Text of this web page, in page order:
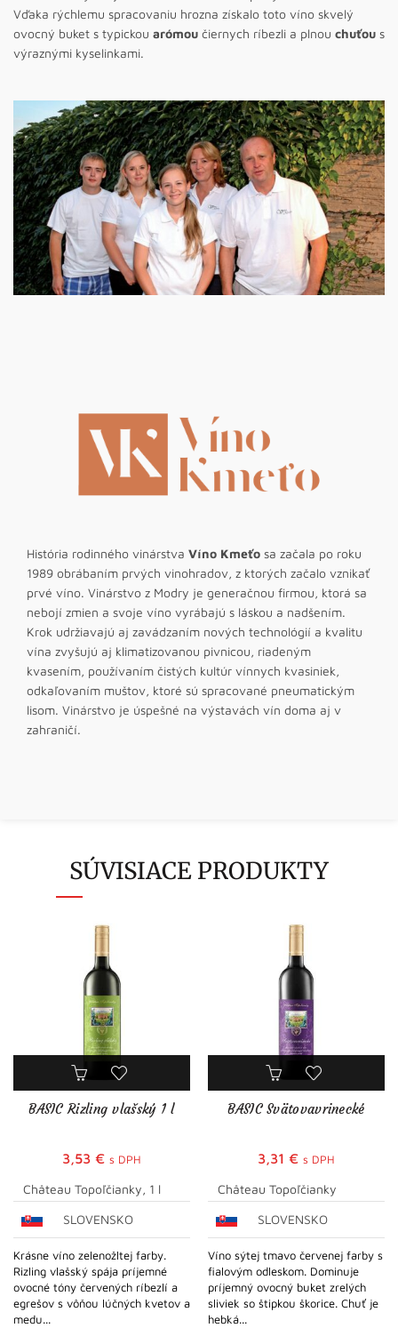
Vďaka rýchlemu spracovaniu hrozna získalo toto víno skvelý
ovocný buket s typickou arómou čiernych ríbezli a plnou chuťou s
výraznými kyselinkami.
História rodinného vinárstva Víno Kmeťo sa začala po roku
1989 obrábaním prvých vinohradov, z ktorých začalo vznikať
prvé víno. Vinárstvo z Modry je generačnou firmou, ktorá sa
nebojí zmien a svoje víno vyrábajú s láskou a nadšením.
Krok udržiavajú aj zavádzaním nových technológií a kvalitu
vína zvyšujú aj klimatizovanou pivnicou, riadeným
kvasením, používaním čistých kultúr vínnych kvasiniek,
odkaľovaním muštov, ktoré sú spracované pneumatickým
lisom. Vinárstvo je úspešné na výstavách vín doma aj v
zahraničí.
SÚVISIACE PRODUKTY
BASIC Rizling vlašský 1 l
3,53 € s DPH
Château Topoľčianky, 1 l
SLOVENSKO
Krásne víno zelenožltej farby.
Rizling vlašský spája príjemné
ovocné tóny červených ríbezlí a
egrešov s vôňou lúčných kvetov a
medu...
BASIC Svätovavrinecké
3,31 € s DPH
Château Topoľčianky
SLOVENSKO
Víno sýtej tmavo červenej farby s
fialovým odleskom. Dominuje
príjemný ovocný buket zrelých
sliviek so štipkou škorice. Chuť je
hebká...